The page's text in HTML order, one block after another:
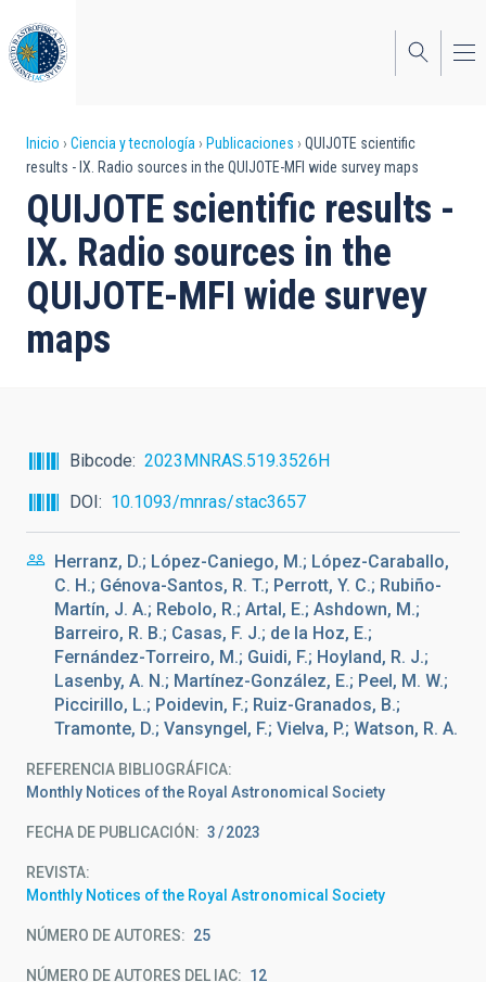
al
contenido
principal
Sobrescribir
enlaces
de
ayuda
a
la
Inicio Ciencia y tecnología Publicaciones
QUIJOTE scientific
results - IX. Radio sources in the QUIJOTE-MFI wide survey maps
QUIJOTE scientific results -
IX. Radio sources in the
QUIJOTE-MFI wide survey
maps
Bibcode
2023MNRAS.519.3526H
DOI
10.1093/mnras/stac3657
Herranz, D.; López-Caniego, M.; López-Caraballo,
C. H.; Génova-Santos, R. T.; Perrott, Y. C.; Rubiño-
Martín, J. A.; Rebolo, R.; Artal, E.; Ashdown, M.;
Barreiro, R. B.; Casas, F. J.; de la Hoz, E.;
Fernández-Torreiro, M.; Guidi, F.; Hoyland, R. J.;
Lasenby, A. N.; Martínez-González, E.; Peel, M. W.;
Piccirillo, L.; Poidevin, F.; Ruiz-Granados, B.;
Tramonte, D.; Vansyngel, F.; Vielva, P.; Watson, R. A.
REFERENCIA BIBLIOGRÁFICA
Monthly Notices of the Royal Astronomical Society
FECHA DE PUBLICACIÓN: 3 2023
REVISTA
Monthly Notices of the Royal Astronomical Society
NÚMERO DE AUTORES 25
NÚMERO DE AUTORES DEL IAC 12